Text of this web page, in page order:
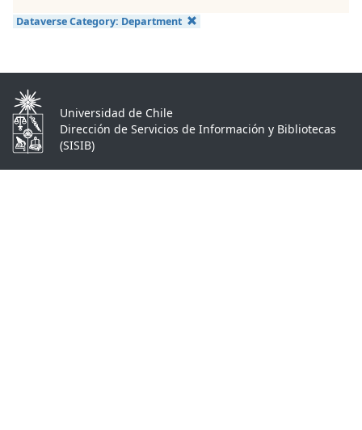
Dataverse Category: Department
Universidad de Chile
Dirección de Servicios de Información y Bibliotecas
(SISIB)